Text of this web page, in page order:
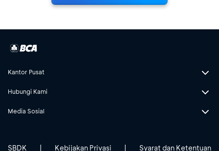
Kantor Pusat
Hubungi Kami
Media Sosial
SBDK Kebijakan Privasi Syarat dan Ketentuan